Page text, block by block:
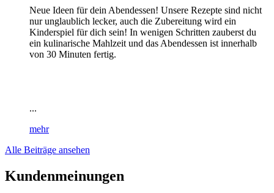
Neue Ideen für dein Abendessen! Unsere Rezepte sind nicht
nur unglaublich lecker, auch die Zubereitung wird ein
Kinderspiel für dich sein! In wenigen Schritten zauberst du
ein kulinarische Mahlzeit und das Abendessen ist innerhalb
von 30 Minuten fertig.
...
mehr
Alle Beiträge ansehen
Kundenmeinungen